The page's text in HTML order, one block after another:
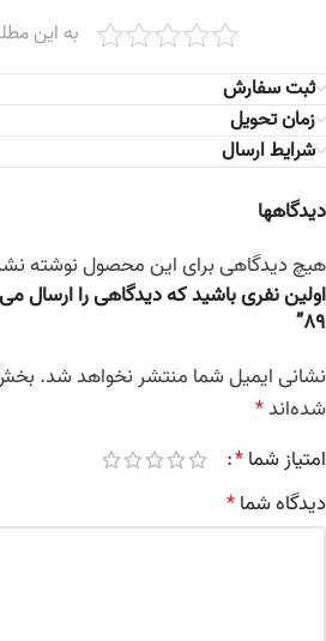
به این
ثبت سفارش
زمان تحویل
شرایط ارسال
دیدگاهها
هیچ دیدگاهی برای این محصول نوشته
اولین نفری باشید که دیدگاهی را ارسال
89”
نشانی ایمیل شما منتشر نخواهد شد.
شده‌اند*
امتیاز شما*
دیدگاه شما*